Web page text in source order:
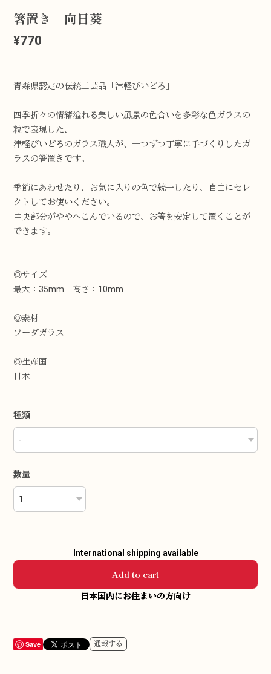
箸置き 向日葵
¥770
青森県認定の伝統工芸品「津軽びいどろ」
四季折々の情緒溢れる美しい風景の色合いを多彩な色ガラスの
粒で表現した、
津軽びいどろのガラス職人が、一つずつ丁寧に手づくりしたガ
ラスの箸置きです。
季節にあわせたり、お気に入りの色で統一したり、自由にセレ
クトしてお使いください。
中央部分がややへこんでいるので、お箸を安定して置くことが
できます。
◎サイズ
最大：35mm 高さ：10mm
◎素材
ソーダガラス
◎生産国
日本
種類
数量
International shipping available
Add to cart
日本国内にお住まいの方向け
Save 通報する